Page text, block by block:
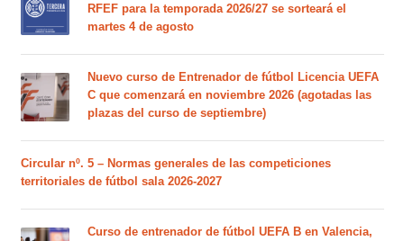
RFEF para la temporada 2026/27 se sorteará el
martes 4 de agosto
Nuevo curso de Entrenador de fútbol Licencia UEFA
C que comenzará en noviembre 2026 (agotadas las
plazas del curso de septiembre)
Circular nº. 5 – Normas generales de las competiciones
territoriales de fútbol sala 2026-2027
Curso de entrenador de fútbol UEFA B en Valencia,